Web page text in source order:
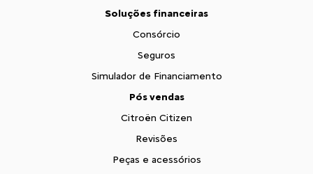
Soluções financeiras
Consórcio
Seguros
Simulador de Financiamento
Pós vendas
Citroën Citizen
Revisões
Peças e acessórios